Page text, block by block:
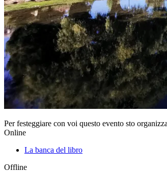
Per festeggiare con voi questo evento sto
Online
La banca del libro
Offline